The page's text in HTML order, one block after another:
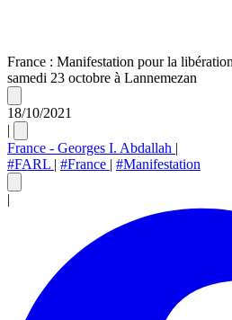
France : Manifestation pour la
samedi 23 octobre à Lannemezan
18/10/2021
|
France - Georges I. Abdallah |
#FARL | #France | #Manifestation
|